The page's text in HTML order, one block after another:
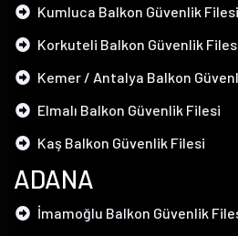
Kumluca Balkon Güvenlik Filesi
Korkuteli Balkon Güvenlik
Kemer / Antalya Balkon
Elmalı Balkon Güvenlik Filesi
Kaş Balkon Güvenlik Filesi
ADANA
İmamoğlu Balkon Güvenlik